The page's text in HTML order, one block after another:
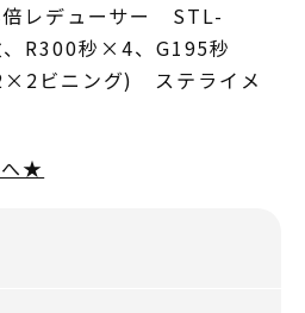
レデューサー STL-
R300秒×4、G195秒
ビニング) ステライメ
★